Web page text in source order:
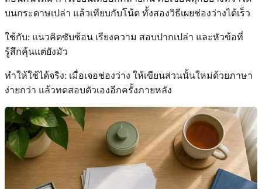
บนกระดาษเปล่า แล้วเทียบกับโน้ต ทั้งสองวิธีเผยช่องว่างได้เร็ว
ใช้กับ: แนวคิดซับซ้อน เรียงความ สอบปากเปล่า และหัวข้อที่
รู้สึกคุ้นแต่ยังมัว
ทำให้ใช้ได้จริง: เมื่อเจอช่องว่าง ให้เขียนส่วนนั้นใหม่ด้วยภาษา
ง่ายกว่า แล้วทดสอบตัวเองอีกครั้งภายหลัง